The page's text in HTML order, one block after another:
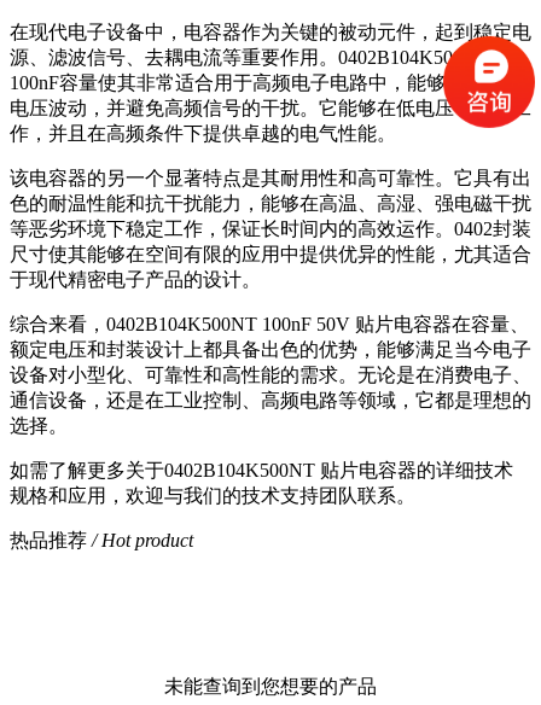
在现代电子设备中，电容器作为关键的被动元件，起到稳定电
源、滤波信号、去耦电流等重要作用。 0402B104K500NT的
100nF容量使其非常适合用于高频电子电路中，能够有效平滑
电压波动，并避免高频信号的干扰。它能够在低电压下稳定工
作，并且在高频条件下提供卓越的电气性能。
该电容器的另一个显著特点是其耐用性和高可靠性。它具有出
色的耐温性能和抗干扰能力，能够在高温、高湿、强电磁干扰
等恶劣环境下稳定工作，保证长时间内的高效运作。 0402封装
尺寸使其能够在空间有限的应用中提供优异的性能，尤其适合
于现代精密电子产品的设计。
综合来看， 0402B104K500NT 100nF 50V 贴片电容器在容量、
额定电压和封装设计上都具备出色的优势，能够满足当今电子
设备对小型化、可靠性和高性能的需求。无论是在消费电子、
通信设备，还是在工业控制、高频电路等领域，它都是理想的
选择。
如需了解更多关于0402B104K500NT 贴片电容器的详细技术
规格和应用，欢迎与我们的技术支持团队联系。
热品推荐 / Hot product
未能查询到您想要的产品